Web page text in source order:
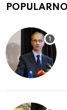
POPULARNO